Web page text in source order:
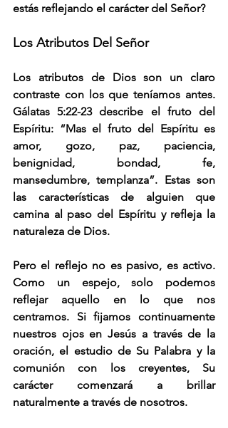
estás reflejando el carácter del Señor?
Los Atributos Del Señor
Los atributos de Dios son un claro
contraste con los que teníamos antes.
Gálatas 5:22-23 describe el fruto del
Espíritu: “Mas el fruto del Espíritu es
amor, gozo, paz, paciencia,
benignidad, bondad, fe,
mansedumbre, templanza”. Estas son
las características de alguien que
camina al paso del Espíritu y refleja la
naturaleza de Dios.
Pero el reflejo no es pasivo, es activo.
Como un espejo, solo podemos
reflejar aquello en lo que nos
centramos. Si fijamos continuamente
nuestros ojos en Jesús a través de la
oración, el estudio de Su Palabra y la
comunión con los creyentes, Su
carácter comenzará a brillar
naturalmente a través de nosotros.